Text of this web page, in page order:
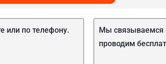
или по телефону.
Мы связываемся
проводим